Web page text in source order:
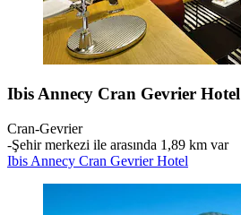
Ibis Annecy Cran Gevrier Hotel
Cran-Gevrier
‐Şehir merkezi ile arasında 1,89 km var
Ibis Annecy Cran Gevrier Hotel